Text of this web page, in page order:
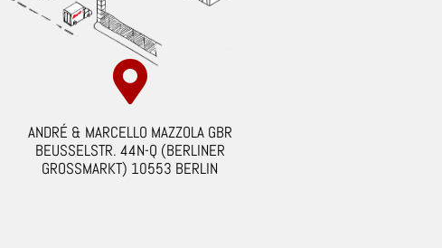
ANDRÉ & MARCELLO MAZZOLA GBR
BEUSSELSTR. 44N-Q (BERLINER
GROSSMARKT) 10553 BERLIN